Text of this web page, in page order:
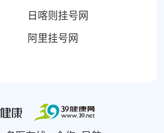
日喀则挂号网
阿里挂号网